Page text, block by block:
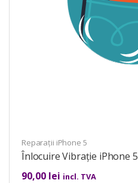
Reparații iPhone 5
Înlocuire Vibrație iPhone 5
90,00 lei incl. TVA